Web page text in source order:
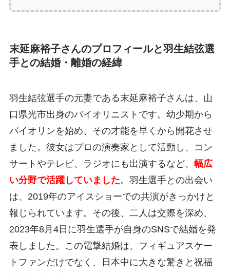
末延麻裕子さんのプロフィールと羽生結弦選
手との結婚・離婚の経緯
羽生結弦選手の元妻である末延麻裕子さんは、山
口県光市出身のバイオリニストです。幼少期から
バイオリンを始め、その才能を早くから開花させ
ました。彼女はプロの演奏家として活動し、コン
サートやテレビ、ラジオにも出演するなど、 幅広
い分野で活躍していました。羽生選手との出会い
は、2019年のアイスショーでの共演がきっかけと
報じられています。その後、二人は交際を深め、
2023年8月4日に羽生選手が自身のSNSで結婚を発
表しました。この電撃結婚は、フィギュアスケー
トファンだけでなく、日本中に大きな驚きと祝福